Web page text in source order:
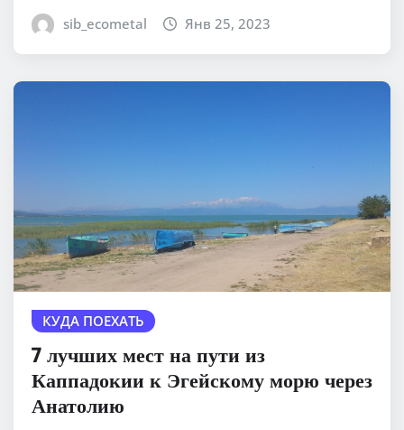
sib_ecometal Янв 25, 2023
КУДА ПОЕХАТЬ
7 лучших мест на пути из
Каппадокии к Эгейскому морю через
Анатолию